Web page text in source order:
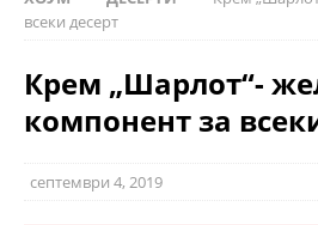
всеки десерт
Крем „Шарлот“-
компонент за
септември 4, 2019